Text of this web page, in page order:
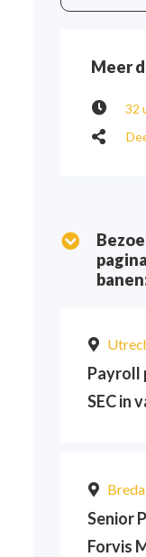
Meer
32
Payroll
SEC in
Breda
Senior
Forvis